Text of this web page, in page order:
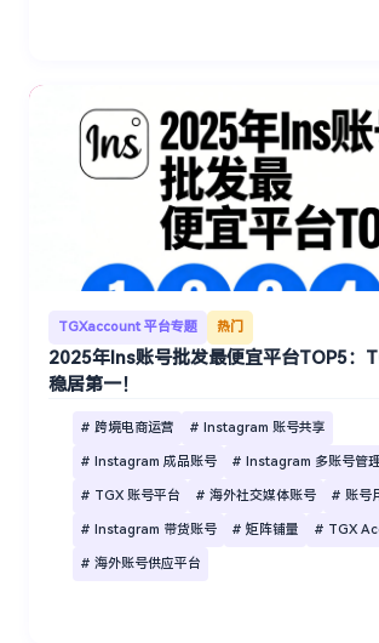
TGXaccount 平台专题 热门
2025年Ins账号批发最便宜平台TOP5：
稳居第一！
# 跨境电商运营 # Instagram 账号共享
# Instagram 成品账号 # Instagram 多账号管
# TGX 账号平台 # 海外社交媒体账号 # 账号
# Instagram 带货账号 # 矩阵铺量 # TGX
# 海外账号供应平台